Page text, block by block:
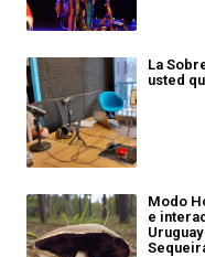
La
usted
Modo
e